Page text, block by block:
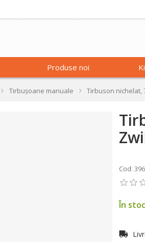
Produse noi
Tirbușoane manuale Tirbuson nichelat,
Cod:
În stoc